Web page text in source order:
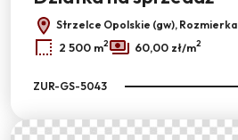
Strzelce Opolskie (gw), Rozmierka
2 500 m2 60,00 zł/m2
ZUR-GS-5043